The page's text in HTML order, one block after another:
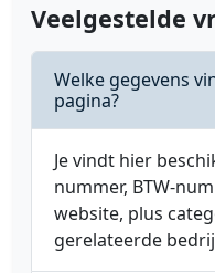
Veelgestelde
Welke gegevens
pagina?
Je vindt hier
nummer, BTW-
website, plus
gerelateerde